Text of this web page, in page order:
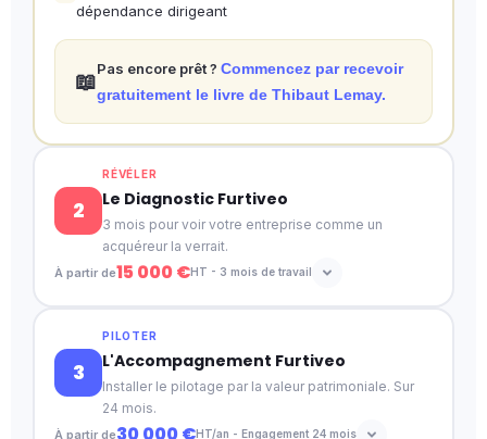
dépendance dirigeant
📖Pas encore prêt ? Commencez par recevoir
gratuitement le livre de Thibaut Lemay.
2
RÉVÉLER
Le Diagnostic Furtiveo
3 mois pour voir votre entreprise comme un
acquéreur la verrait.
À partir de15 000 €HT - 3 mois de travail
CE QUE LE DIAGNOSTIC PRODUIT EN 3 MOIS
Lecture de ce qui crée de la valeur et de ce qui en
détruit
Identification des facteurs invisibles de décote
3 scénarios de valorisation : plancher, réalisable,
3
PILOTER
L'Accompagnement Furtiveo
Installer le pilotage par la valeur patrimoniale. Sur
24 mois.
À partir de HT/an - Engagement 24 mois